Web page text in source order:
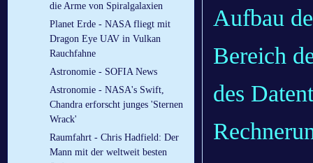
die Arme von Spiralgalaxien
Planet Erde - NASA fliegt mit
Dragon Eye UAV in Vulkan
Rauchfahne
Astronomie - SOFIA News
Astronomie - NASA's Swift,
Chandra erforscht junges 'Sternen
Wrack'
Raumfahrt - Chris Hadfield: Der
Mann mit der weltweit besten
Aufbau
Bereich
des